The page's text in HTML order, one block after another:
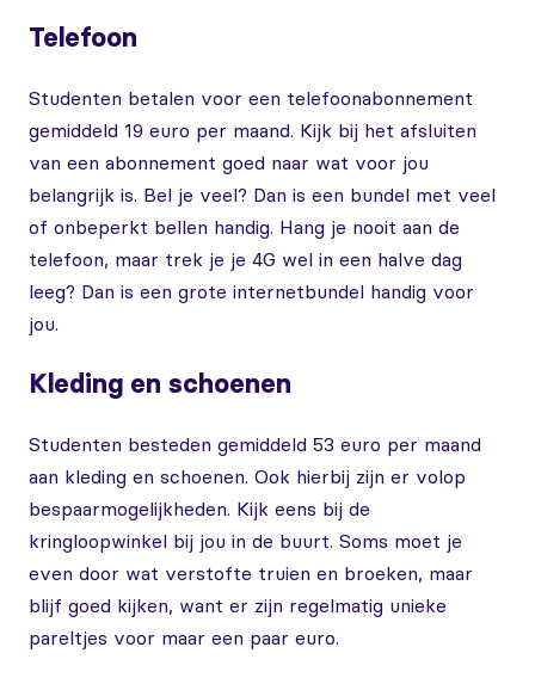
Telefoon
Studenten betalen voor een telefoonabonnement
gemiddeld 19 euro per maand. Kijk bij het afsluiten
van een abonnement goed naar wat voor jou
belangrijk is. Bel je veel? Dan is een bundel met veel
of onbeperkt bellen handig. Hang je nooit aan de
telefoon, maar trek je je 4G wel in een halve dag
leeg? Dan is een grote internetbundel handig voor
jou.
Kleding en schoenen
Studenten besteden gemiddeld 53 euro per maand
aan kleding en schoenen. Ook hierbij zijn er volop
bespaarmogelijkheden. Kijk eens bij de
kringloopwinkel bij jou in de buurt. Soms moet je
even door wat verstofte truien en broeken, maar
blijf goed kijken, want er zijn regelmatig unieke
pareltjes voor maar een paar euro.